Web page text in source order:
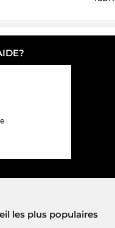
notre boutique en
favorable. Pour
les plus populaires